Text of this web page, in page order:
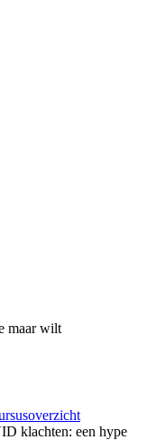
maar wilt
klachten: een hype